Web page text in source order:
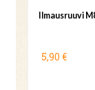
Ilmausruuvi
5,90 €